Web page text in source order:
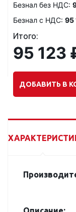
Безнал без НДС:
Безнал с НДС: 95
Итого:
95 123
ДОБАВИТЬ В